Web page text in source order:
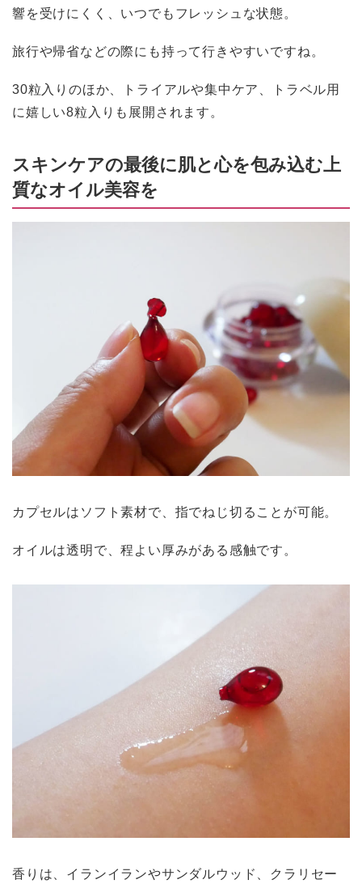
響を受けにくく、いつでもフレッシュな状態。
旅行や帰省などの際にも持って行きやすいですね。
30粒入りのほか、トライアルや集中ケア、トラベル用
に嬉しい8粒入りも展開されます。
スキンケアの最後に肌と心を包み込む上
質なオイル美容を
カプセルはソフト素材で、指でねじ切ることが可能。
オイルは透明で、程よい厚みがある感触です。
香りは、イランイランやサンダルウッド、クラリセー